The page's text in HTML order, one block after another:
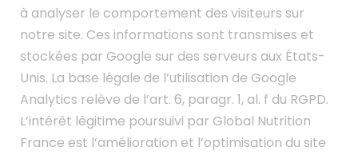
à analyser le comportement des visiteurs sur
notre site. Ces informations sont transmises et
stockées par Google sur des serveurs aux États-
Unis. La base légale de l’utilisation de Google
Analytics relève de l’art. 6, paragr. 1, al. f du RGPD.
L’intérêt légitime poursuivi par Global Nutrition
France est l’amélioration et l’optimisation du site